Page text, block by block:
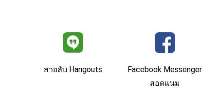
สายลับ Hangouts
Facebook Messenger
สอดแนม